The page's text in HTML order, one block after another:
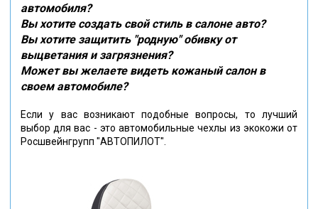
автомобиля?
Вы хотите создать свой стиль в салоне авто?
Вы хотите защитить "родную" обивку от
выцветания и загрязнения?
Может вы желаете видеть кожаный салон в
своем автомобиле?
Если у вас возникают подобные вопросы, то лучший
выбор для вас - это автомобильные чехлы из экокожи от
Росшвейнгрупп "АВТОПИЛОТ".